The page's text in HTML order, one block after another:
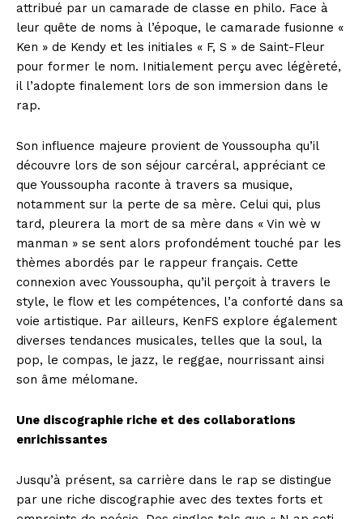
attribué par un camarade de classe en philo. Face à
leur quête de noms à l’époque, le camarade fusionne «
Ken » de Kendy et les initiales « F, S » de Saint-Fleur
pour former le nom. Initialement perçu avec légèreté,
il l’adopte finalement lors de son immersion dans le
rap.
Son influence majeure provient de Youssoupha qu’il
découvre lors de son séjour carcéral, appréciant ce
que Youssoupha raconte à travers sa musique,
notamment sur la perte de sa mère. Celui qui, plus
tard, pleurera la mort de sa mère dans « Vin wè w
manman » se sent alors profondément touché par les
thèmes abordés par le rappeur français. Cette
connexion avec Youssoupha, qu’il perçoit à travers le
style, le flow et les compétences, l’a conforté dans sa
voie artistique. Par ailleurs, KenFS explore également
diverses tendances musicales, telles que la soul, la
pop, le compas, le jazz, le reggae, nourrissant ainsi
son âme mélomane.
Une discographie riche et des collaborations
enrichissantes
Jusqu’à présent, sa carrière dans le rap se distingue
par une riche discographie avec des textes forts et